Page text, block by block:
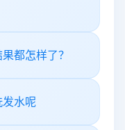
都怎样了？
水呢